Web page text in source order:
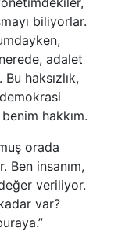
biliyorlar.
adalet
haksızlık,
hakkım.
orada
Ben insanım,
veriliyor.
var?